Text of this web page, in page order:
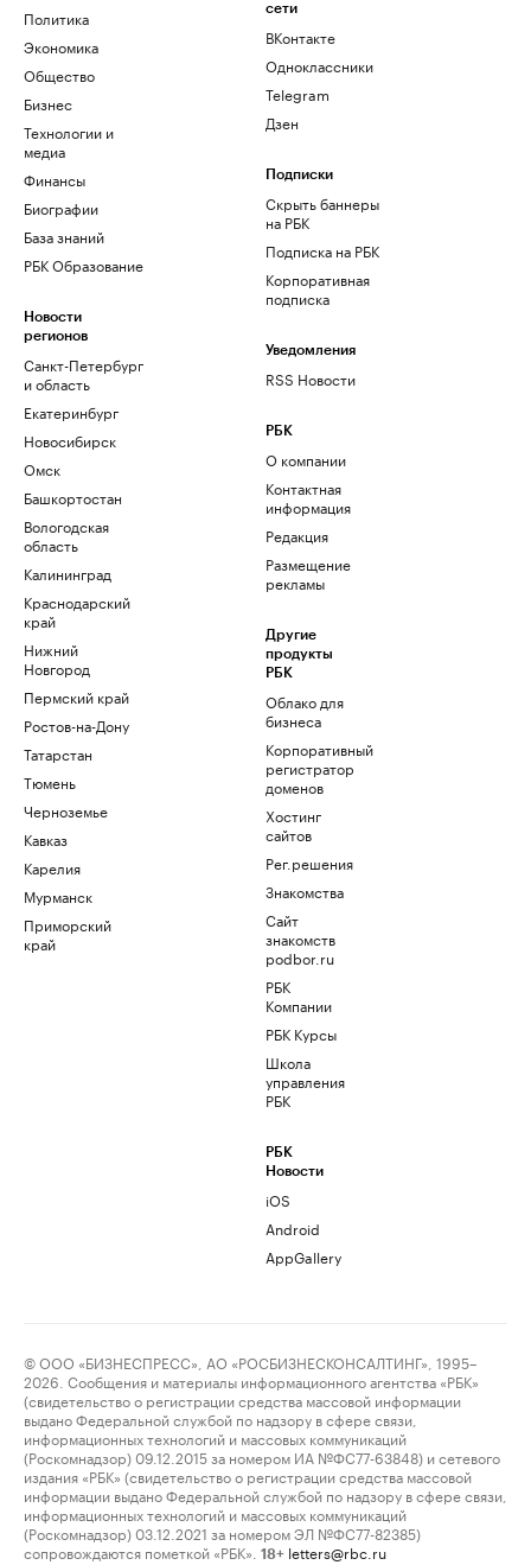
Политика
Экономика
Общество
Бизнес
Технологии и
медиа
Финансы
Биографии
База знаний
РБК Образование
Новости
регионов
Санкт-Петербург
и область
Екатеринбург
Новосибирск
Омск
Башкортостан
Вологодская
область
Калининград
Краснодарский
край
Нижний
Новгород
Пермский край
Ростов-на-Дону
Татарстан
Тюмень
Черноземье
Кавказ
Карелия
Мурманск
Приморский
край
сети
ВКонтакте
Одноклассники
Telegram
Дзен
Подписки
Скрыть баннеры
на РБК
Подписка на РБК
Корпоративная
подписка
Уведомления
RSS Новости
РБК
О компании
Контактная
информация
Редакция
Размещение
рекламы
Другие
продукты
РБК
Облако для
бизнеса
Корпоративный
регистратор
доменов
Хостинг
сайтов
Рег.решения
Знакомства
Сайт
знакомств
podbor.ru
РБК
Компании
РБК Курсы
Школа
управления
РБК
РБК
Новости
iOS
Android
AppGallery
© ООО «БИЗНЕСПРЕСС», АО «РОСБИЗНЕСКОНСАЛТИНГ», 1995–
2026. Сообщения и материалы информационного агентства «РБК»
(свидетельство о регистрации средства массовой информации
выдано Федеральной службой по надзору в сфере связи,
информационных технологий и массовых коммуникаций
(Роскомнадзор) 09.12.2015 за номером ИА №ФС77-63848) и сетевого
издания «РБК» (свидетельство о регистрации средства массовой
информации выдано Федеральной службой по надзору в сфере связи,
информационных технологий и массовых коммуникаций
(Роскомнадзор) 03.12.2021 за номером ЭЛ №ФС77-82385)
сопровождаются пометкой «РБК».
18+ letters@rbc.ru